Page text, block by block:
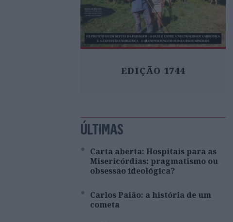
EDIÇÃO 1744
ÚLTIMAS
Carta aberta: Hospitais para as
Misericórdias: pragmatismo ou
obsessão ideológica?
Carlos Paião: a história de um
cometa